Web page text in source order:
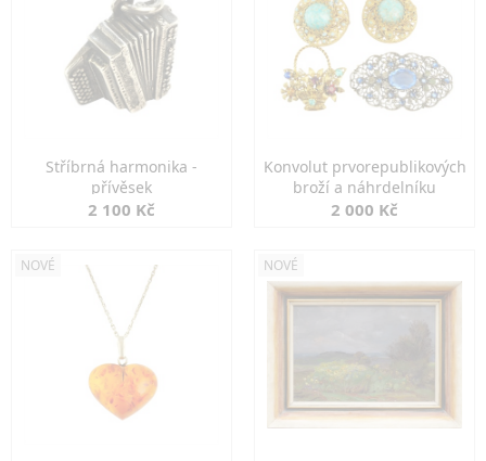
Stříbrná harmonika -
přívěsek
2 100 Kč
Konvolut prvorepublikových
broží a náhrdelníku
2 000 Kč
NOVÉ NOVÉ